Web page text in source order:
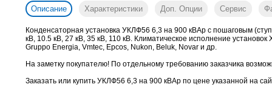
Описание Характеристики Доп. Опции Сервис
Конденсаторная установка УКЛФ56 6,3 на 900 кВАр с пошаговым
кВ, 10.5 кВ, 27 кВ, 35 кВ, 110 кВ. Климатическое исполнение
Gruppo Energia, Vmtec, Epcos, Nukon, Beluk, Novar и др.
На заметку покупателю! По отдельному требованию заказчика
Заказать или купить УКЛФ56 6,3 на 900 кВАр по цене указанной на